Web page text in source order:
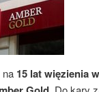
na 15 lat więzienia